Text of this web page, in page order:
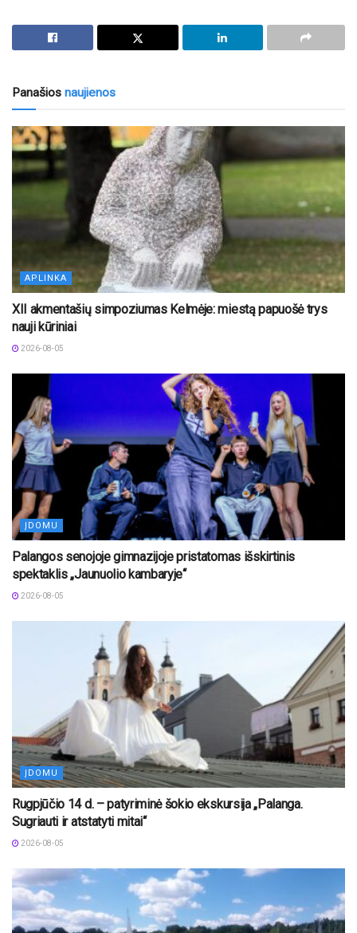
Panašios naujienos
APLINKA
XII akmentašių simpoziumas Kelmėje: miestą papuošė trys
nauji kūriniai
2026-08-05
ĮDOMU
Palangos senojoje gimnazijoje pristatomas išskirtinis
spektaklis „Jaunuolio kambaryje“
2026-08-05
ĮDOMU
Rugpjūčio 14 d. – patyriminė šokio ekskursija „Palanga.
Sugriauti ir atstatyti mitai“
2026-08-05